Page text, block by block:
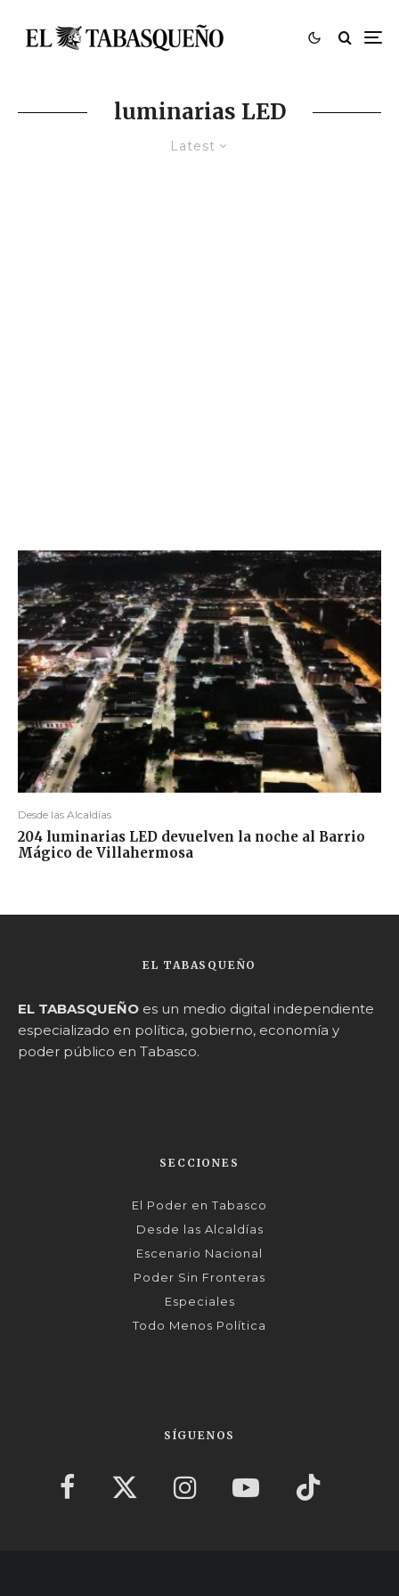
luminarias LED
Latest
Desde las Alcaldías
204 luminarias LED devuelven la noche al Barrio
Mágico de Villahermosa
EL TABASQUEÑO
EL TABASQUEÑO es un medio digital independiente
especializado en política, gobierno, economía y
poder público en Tabasco.
SECCIONES
El Poder en Tabasco
Desde las Alcaldías
Escenario Nacional
Poder Sin Fronteras
Especiales
Todo Menos Política
SÍGUENOS